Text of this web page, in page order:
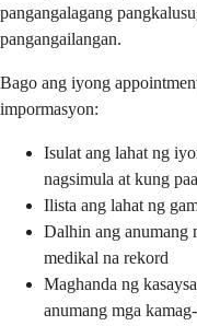
pangangalagang
pangangailangan.
Bago ang iyong
impormasyon:
Isulat ang lahat ng
nagsimula at kung
Ilista ang lahat ng
Dalhin ang anumang
medikal na rekord
Maghanda ng
anumang mga